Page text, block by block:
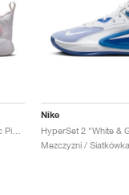
Nike
HyperSet 2 "White &
Mezczyzni /